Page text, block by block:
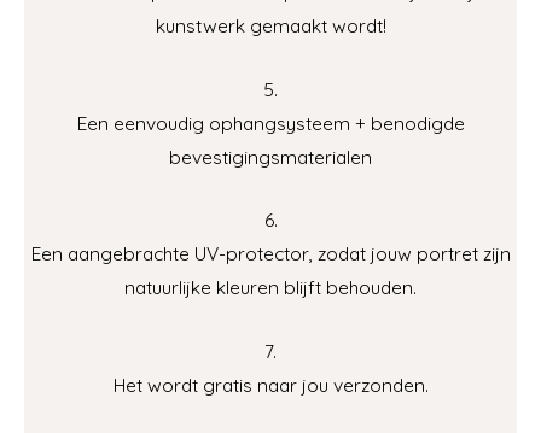
kunstwerk gemaakt wordt!
5.
Een eenvoudig ophangsysteem + benodigde
bevestigingsmaterialen
6.
Een aangebrachte UV-protector, zodat jouw portret zijn
natuurlijke kleuren blijft behouden.
7.
Het wordt gratis naar jou verzonden.